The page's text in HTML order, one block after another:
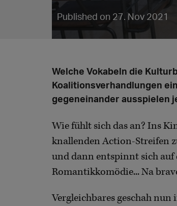
Published on 27. Nov 2021
Welche Vokabeln die
Koalitionsverhandlungen
gegeneinander ausspielen
Wie fühlt sich das an? Ins
knallenden Action-Streifen
und dann entspinnt sich
Romantikkomödie... Na
Vergleichbares geschah